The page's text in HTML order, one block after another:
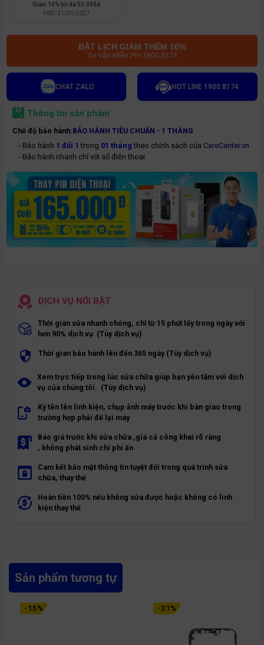
Giảm 10% tối đa 50.000đ
HSD: 31/01/2027
ĐẶT LỊCH GIẢM THÊM 10%
Tư Vấn Miễn Phí 1900 8174
CHAT ZALO HOT LINE 1900 8174
Thông tin sản phẩm
Chế độ bảo hành:BẢO HÀNH TIÊU CHUẨN - 1 THÁNG
- Bảo hành 1 đổi 1 trong 01 tháng theo chính sách của CareCenter.vn
- Bảo hành nhanh chỉ với số điện thoại
DỊCH VỤ NỔI BẬT
Thời gian sửa nhanh chóng, chỉ từ 15 phút lấy trong ngày với
hơn 90% dịch vụ (Tùy dịch vụ)
Thời gian bảo hành lên đến 365 ngày (Tùy dịch vụ)
Xem trực tiếp trong lúc sửa chữa giúp bạn yên tâm với dịch
vụ của chúng tôi. (Tùy dịch vụ)
Ký tên lên linh kiện, chụp ảnh máy trước khi bàn giao trong
trường hợp phải để lại máy
Báo giá trước khi sửa chữa ,giá cả công khai rõ ràng
, không phát sinh chi phí ẩn
Cam kết bảo mật thông tin tuyệt đối trong quá trình sửa
chữa, thay thế
Hoàn tiền 100% nếu không sửa được hoặc không có linh
kiện thay thế
Sản phẩm tương tự
- 15% - 31 %